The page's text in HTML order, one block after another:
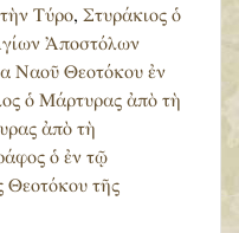
Τύρο, Στυράκιος ὁ
Ἀποστόλων
Ναοῦ Θεοτόκου ἐν
ὁ Μάρτυρας ἀπὸ τὴ
ἀπὸ τὴ
ὁ ἐν τῷ
Θεοτόκου τῆς